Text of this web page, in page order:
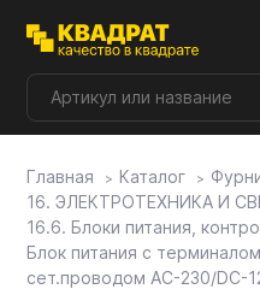
Плитные материалы
Фурнитура
Главная Каталог
16. ЭЛЕКТРОТЕХНИКА И
16.6. Блоки питания,
Блок питания с
сет.проводом AC-230/DC-